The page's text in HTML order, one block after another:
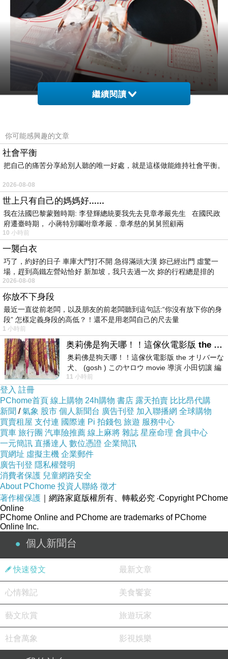
手快廢了
生命就該浪費在美好的事物上☺️
費媽說的真的沒錯，不過真的要有斷手的心理準
備，費媽請的老師是Candy老師，是費媽的超級
好朋友的超級好朋友，學生時期就對設計方面情
有獨鍾，在從事12年的蕾絲設計後，接觸了美麗
的韓式豆沙擠花蛋糕/香氛手工皂等，甚至到台北
找老師上課。
很感謝Candy老師，還有費媽，烘焙真的是個可
怕的坑，一跌進去會爬不出來，這樣的費用，小
值是不是真的很高。
計師)
繼續閱讀
你可能感興趣的文章
社會平衡
把自己的痛苦分享給別人聽的唯一好處，就是這樣做能維持社會平衡。
2026-08-08
世上只有自己的媽媽好......
我在法國巴黎蒙難時期: 李登輝總統要我先去見章孝嚴先生 在國民政
府遷臺時期， 小蔣特別囑咐章孝嚴．章孝慈的舅舅照顧兩
10 小時前
一襲白衣
巧了，約好的日子 車庫大門打不開 急得滿頭大漢 妳已經出門 虛驚一
場，趕到高鐵左營站恰好 新加坡，我只去過一次 妳的行程總是排的
2026-08-08
你放不下身段
最近一直從前老闆，以及朋友的前老闆聽到這句話:“你沒有放下你的身
段” 怎樣定義身段的高低？！還不是用老闆自己的尺去量
1 小時前
奥莉佛是狗天哪！！這傢伙電影版 the オリバーな犬、 (gosh ) このヤロウ movie
奥莉佛是狗天哪！！這傢伙電影版 the オリバーな
犬、 (gosh ) このヤロウ movie 導演 小田切讓 編
劇: 小田切讓 主演: 小田切讓
11 小時前
登入 註冊
PChome首頁 線上購物 24h購物 書店 露天拍賣 比比昂代購
新聞 /氣象 股市 個人新聞台 廣告刊登 加入聯播網 全球購物
買賣租屋 支付連 國際連 Pi 拍錢包 旅遊 服務中心
買車 旅行團 汽車險推薦 線上麻將 雜誌 星座命理 會員中心
一元簡訊 直播達人 數位憑證 企業簡訊
買網址 虛擬主機 企業郵件
廣告刊登 隱私權聲明
消費者保護 兒童網路安全
About PChome 投資人聯絡 徵才
著作權保護 ｜網路家庭版權所有、轉載必究 ‧Copyright PChome
Online
PChome Online and PChome are trademarks of PChome
Online Inc.
個人新聞台
快速發文 最新文章
心情雜記 美食饗宴
藝文欣賞 旅遊玩家
社會萬象 影視娛樂